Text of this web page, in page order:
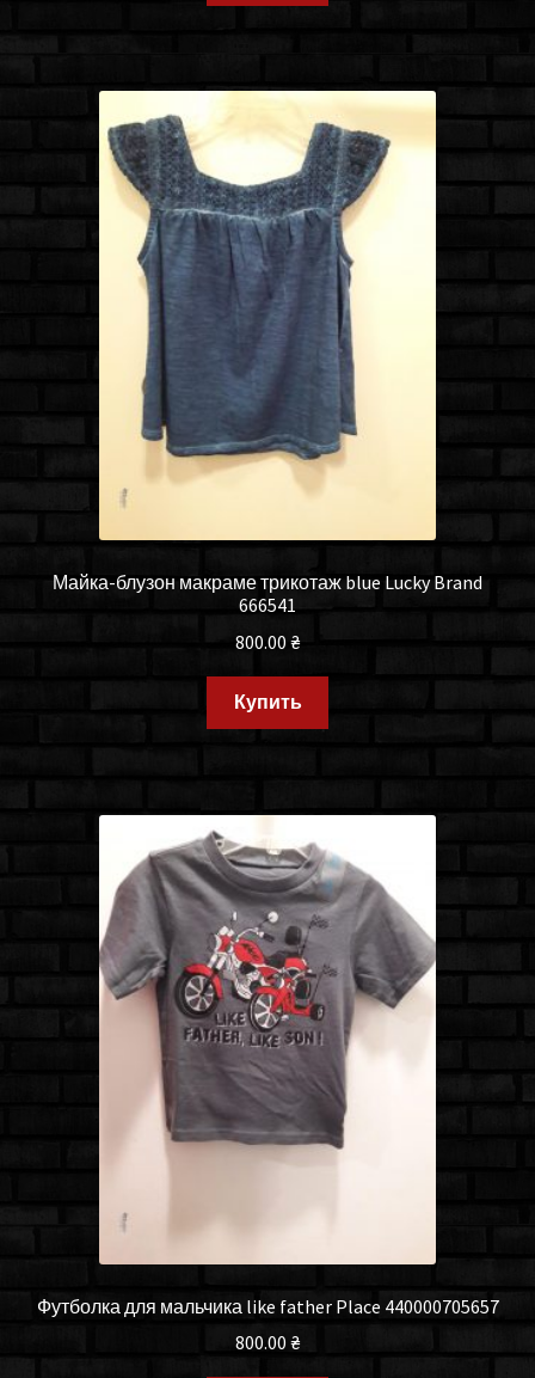
Майка-блузон макраме трикотаж blue Lucky Brand
666541
800.00 ₴
Купить
Футболка для мальчика like father Place 440000705657
800.00 ₴